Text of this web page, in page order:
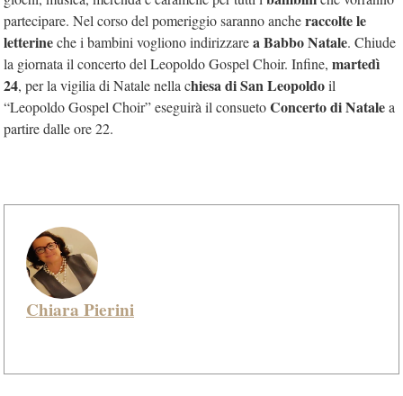
partecipare. Nel corso del pomeriggio saranno ancheraccolte le
letterineche i bambini vogliono indirizzarea Babbo Natale. Chiude
la giornata il concerto del Leopoldo Gospel Choir. Infine, martedì
24, per la vigilia di Natale nella chiesa di San Leopoldoil
“Leopoldo Gospel Choir” eseguirà il consuetoConcerto di Natalea
partire dalle ore 22.
Chiara Pierini